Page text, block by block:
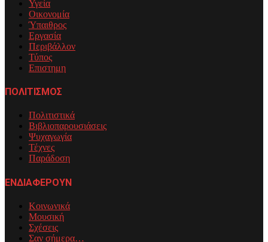
Υγεία
Οικονομία
Ύπαιθρος
Εργασία
Περιβάλλον
Τύπος
Επιστημη
ΠΟΛΙΤΙΣΜΟΣ
Πολιτιστικά
Βιβλιοπαρουσιάσεις
Ψυχαγωγία
Τέχνες
Παράδοση
ΕΝΔΙΑΦΕΡΟΥΝ
Κοινωνικά
Μουσική
Σχέσεις
Σαν σήμερα…